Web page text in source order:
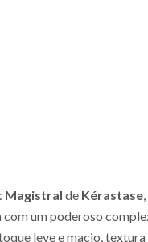
Magistral de Kérastase
um poderoso
leve e macio,